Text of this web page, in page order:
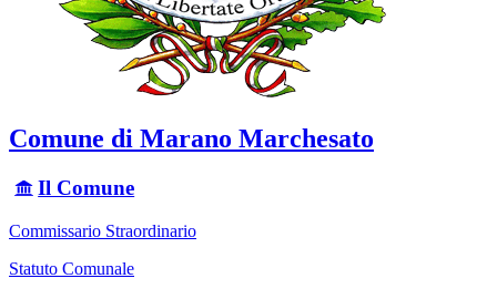
Comune di Marano Marchesato
Il Comune
Commissario Straordinario
Statuto Comunale